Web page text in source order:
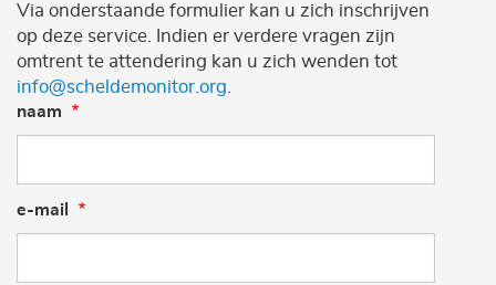
Via onderstaande formulier kan u zich inschrijven
op deze service. Indien er verdere vragen zijn
omtrent te attendering kan u zich wenden tot
info@scheldemonitor.org
naam
e-mail